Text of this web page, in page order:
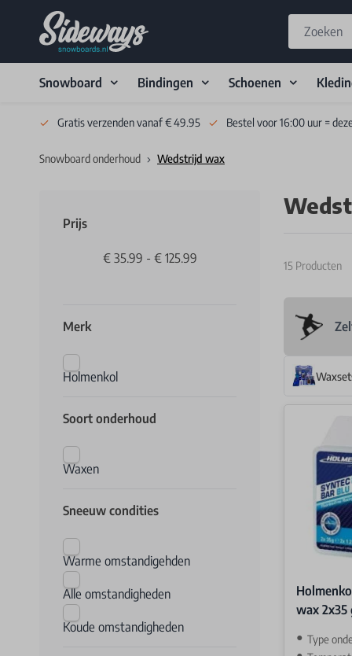
Snowboard Bindingen Schoenen
Gratis verzenden vanaf € 49.95 Bestel voor 16:00 uur =
Snowboard onderhoud Wedstrijd wax
Prijs
€ 35.99 - € 125.99
Merk
Holmenkol
Soort onderhoud
Waxen
Sneeuw condities
Warme omstandigehden
Alle omstandigheden
Koude omstandigheden
15 Producten
wax 2x35
Type